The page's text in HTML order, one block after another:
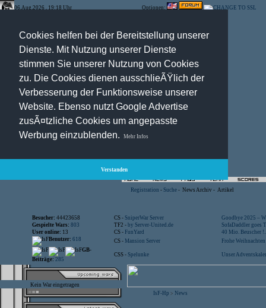
Cookies helfen bei der Bereitstellung unserer
Dienste. Mit Nutzung unserer Dienste
stimmen Sie unserer Nutzung von Cookies
zu. Die Cookies dienen ausschlieÃŸlich der
Verbesserung der Funktionsweise unserer
Website. Ebenso nutzt Google Advertise
zusÃ¤tzliche Cookies um angepasste
Werbung einzublenden.
Mehr Infos
Verstanden
06.Aug.2026 , 19:18 Uhr Optionen:
Registration - Suche - News Archiv - Artikel
Besucher: 44423658 CS - SniperWar Server
Goodbye 2025 –
Gespielte Wars: 803 TF2 - by Server-United.de
SofaDaddler goes
User online: 13 CS - FunYard
40 Mio. Beuscher
Benutzer: 618 CS - Mansion Server
Frohe
GB-
Beiträge: 285
CSS - Spelunke Unser
Kein War eingetragen
IsF-Hp > News